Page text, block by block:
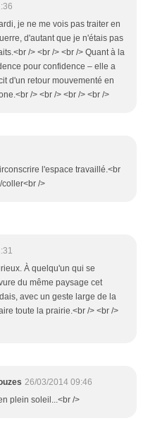
je ne me vois pas traiter en
d'autant que je n'étais pas
/> <br /> <br /> Quant à la
pour confidence – elle a
d'un retour mouvementé en
/> <br /> <br /> <br />
l'espace travaillé.<br
coller<br />
À quelqu'un qui se
du même paysage cet
avec un geste large de la
toute la prairie.<br /> <br />
26/03/2014 09:46
plein soleil...<br />